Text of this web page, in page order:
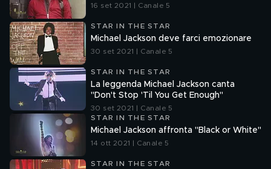
16 set 2021 | Canale 5
STAR IN THE STAR
Michael Jackson deve farci emozionare
30 set 2021 | Canale 5
STAR IN THE STAR
La leggenda Michael Jackson canta
"Don't Stop 'Til You Get Enough"
30 set 2021 | Canale 5
STAR IN THE STAR
Michael Jackson affronta "Black or White"
14 ott 2021 | Canale 5
STAR IN THE STAR